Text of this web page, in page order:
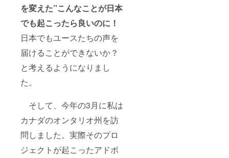
を変えた”こんなことが日本
でも起こったら良いのに！
日本でもユースたちの声を
届けることができないか？
と考えるようになりまし
た。
そして、今年の3月に私は
カナダのオンタリオ州を訪
問しました。実際そのプロ
ジェクトが起こったアドボ